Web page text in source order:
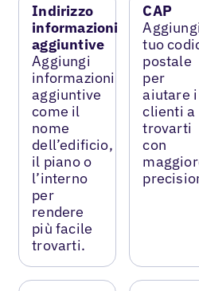
Indirizzo
informazioni
aggiuntive
Aggiungi
informazioni
aggiuntive
come il
nome
dell’edificio,
il piano o
l’interno
per
rendere
più facile
trovarti.
CAP
tuo
postale
per
aiutare i
clienti a
trovarti
con